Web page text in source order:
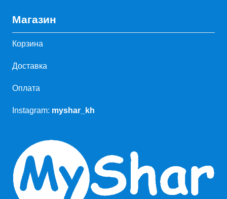
Магазин
Корзина
Доставка
Оплата
Instagram: myshar_kh